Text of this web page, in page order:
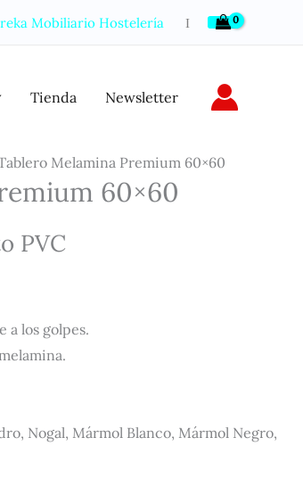
Mobiliario Hostelería Ι
Tienda Newsletter
Melamina Premium 60×60
60×60
PVC
a los golpes.
Nogal, Mármol Blanco, Mármol Negro,